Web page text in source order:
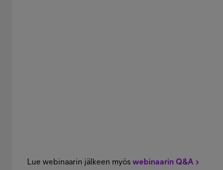
Lue webinaarin jälkeen myös webinaarin Q&A